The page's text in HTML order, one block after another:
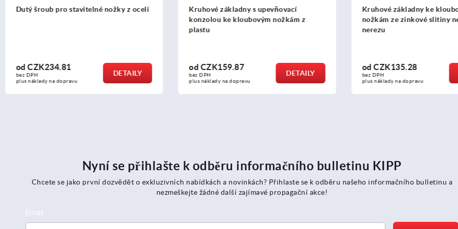
Kruhové základny s upevňovací
odCZK159.87
plus náklady na dopravu
Kruhové základny ke kloubovým
nožkám ze zinkové slitiny nebo z
odCZK135.28
plus náklady na dopravu
Kruhové
nožkám ECO ze
odCZK26.31
plus náklady na
Nyní se přihlašte k odběru informačního bulletinu KIPP
Chcete se jako první dozvědět o exkluzivních nabídkách a novinkách? Přihlaste se k odběru našeho informačního bulletinu a
nezmeškejte žádné další zajímavé propagační akce!